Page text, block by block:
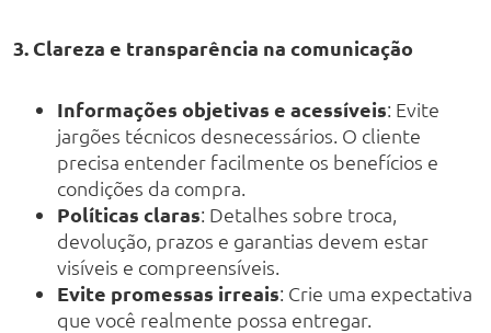
3. Clareza e transparência na comunicação
Informações objetivas e acessíveis: Evite
jargões técnicos desnecessários. O cliente
precisa entender facilmente os benefícios e
condições da compra.
Políticas claras: Detalhes sobre troca,
devolução, prazos e garantias devem estar
visíveis e compreensíveis.
Evite promessas irreais: Crie uma expectativa
que você realmente possa entregar.